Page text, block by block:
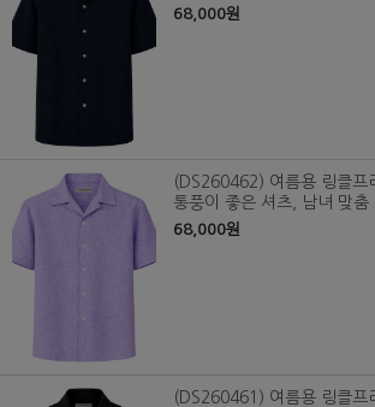
68,000원
(DS260462) 여름용 링클프
통풍이 좋은 셔츠, 남녀 맞춤
68,000원
(DS260461) 여름용 링클프